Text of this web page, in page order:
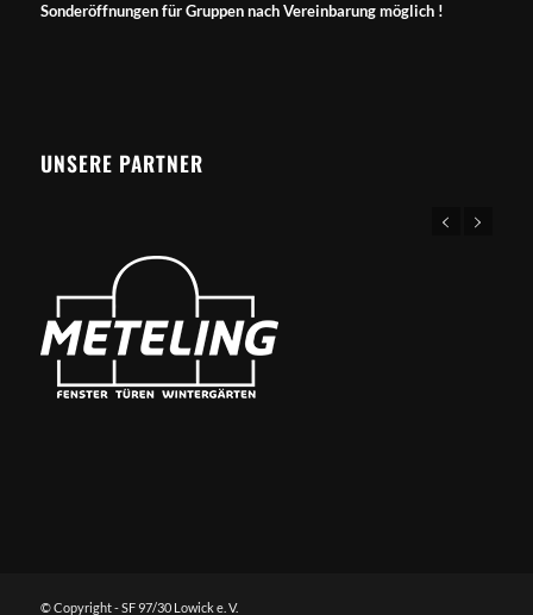
Sonderöffnungen für Gruppen nach Vereinbarung möglich !
UNSERE PARTNER
© Copyright - SF 97/30 Lowick e. V.